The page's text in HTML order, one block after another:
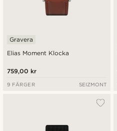
Elias Moment Klocka
Gravera
759,00 kr
9 FÄRGER SEIZMONT